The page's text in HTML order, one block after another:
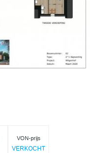
VON-prijs
VERKOCHT